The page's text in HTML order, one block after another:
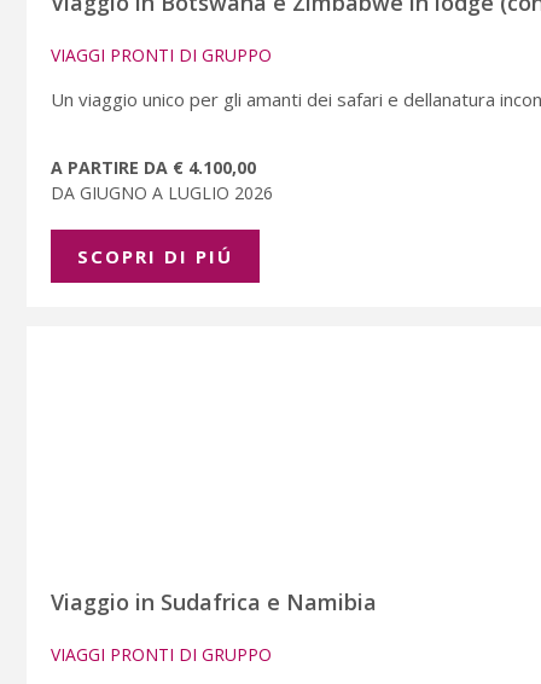
VIAGGI PRONTI DI GRUPPO
Un viaggio unico per gli amanti dei safari e dellanatura
A PARTIRE DA € 4.100,00
DA GIUGNO A LUGLIO 2026
SCOPRI DI PIÚ
Viaggio in Sudafrica e Namibia
VIAGGI PRONTI DI GRUPPO